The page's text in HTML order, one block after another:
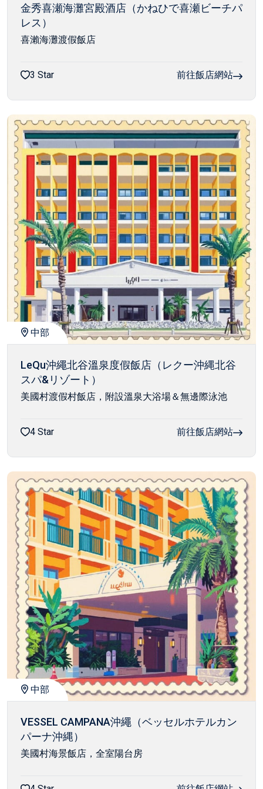
金秀喜瀬海灘宮殿酒店（かねひで喜瀬ビーチパ
レス）
喜瀨海灘渡假飯店
3 Star 前往飯店網站
中部
LeQu沖繩北谷溫泉度假飯店（レクー沖縄北谷
スパ&リゾート）
美國村渡假村飯店，附設溫泉大浴場＆無邊際泳池
4 Star 前往飯店網站
中部
VESSEL CAMPANA沖繩（ベッセルホテルカン
パーナ沖縄）
美國村海景飯店，全室陽台房